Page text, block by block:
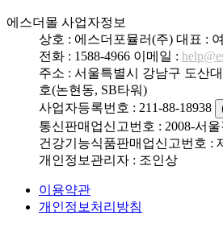
에스더몰 사업자정보
상호 : 에스더포뮬러(주) 대표 :
전화 : 1588-4966 이메일 :
주소 : 서울특별시 강남구 도산
호(논현동, SB타워)
사업자등록번호 : 211-88-18938
통신판매업신고번호 : 2008-서울
건강기능식품판매업신고번호 :
개인정보관리자 : 조인상
이용약관
개인정보처리방침